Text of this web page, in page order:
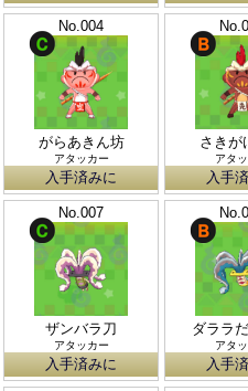
No.004
がらあきん坊
アタッカー
入手済みに
さきが
アタ
入手
No.007
ザンバラ刀
アタッカー
入手済みに
ダララ
アタ
入手